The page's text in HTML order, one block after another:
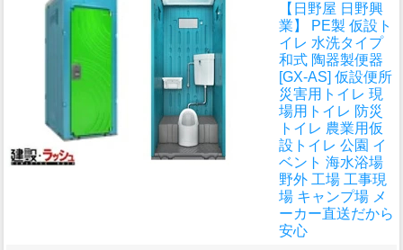
【日野屋 日野興
業】 PE製 仮設ト
イレ 水洗タイプ
和式 陶器製便器
[GX-AS] 仮設便所
災害用トイレ 現
場用トイレ 防災
トイレ 農業用仮
設トイレ 公園 イ
ベント 海水浴場
野外 工場 工事現
場 キャンプ場 メ
ーカー直送だから
安心